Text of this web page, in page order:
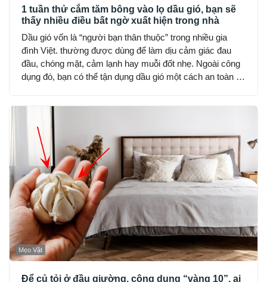
1 tuần thử cắm tăm bông vào lọ dầu gió, bạn sẽ
thấy nhiều điều bất ngờ xuất hiện trong nhà
Dầu gió vốn là “người bạn thân thuộc” trong nhiều gia
đình Việt. thường được dùng để làm dịu cảm giác đau
đầu, chóng mặt, cảm lạnh hay muỗi đốt nhẹ. Ngoài công
dụng đó, bạn có thể tận dụng dầu gió một cách an toàn và
hoàn toàn.
Mẹo Vặt
Để củ tỏi ở đầu giường, công dụng “vàng 10”, ai